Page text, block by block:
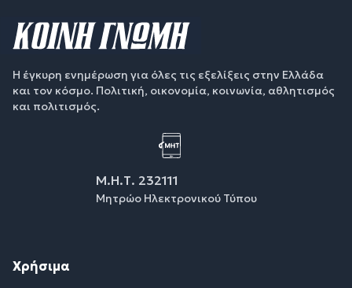
Η έγκυρη ενημέρωση για όλες τις εξελίξεις στην Ελλάδα
και τον κόσμο. Πολιτική, οικονομία, κοινωνία, αθλητισμός
και πολιτισμός.
Μ.Η.Τ. 232111
Μητρώο Ηλεκτρονικού Τύπου
Χρήσιμα